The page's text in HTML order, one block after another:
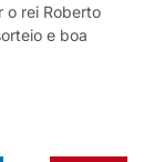
o rei Roberto
e boa